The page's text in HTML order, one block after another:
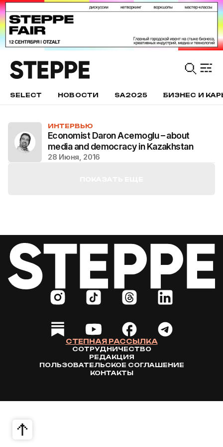
SELECT НОВОСТИ SA2025 БИЗНЕС И
ИНТЕРВЬЮ
Economist Daron Acemoglu – about
media and democracy in Kazakhstan
28 Июня, 2016
СТЕПНАЯ РАССЫЛКА
СОТРУДНИЧЕСТВО
РЕДАКЦИЯ
ПОЛЬЗОВАТЕЛЬСКОЕ СОГЛАШЕНИЕ
КОНТАКТЫ